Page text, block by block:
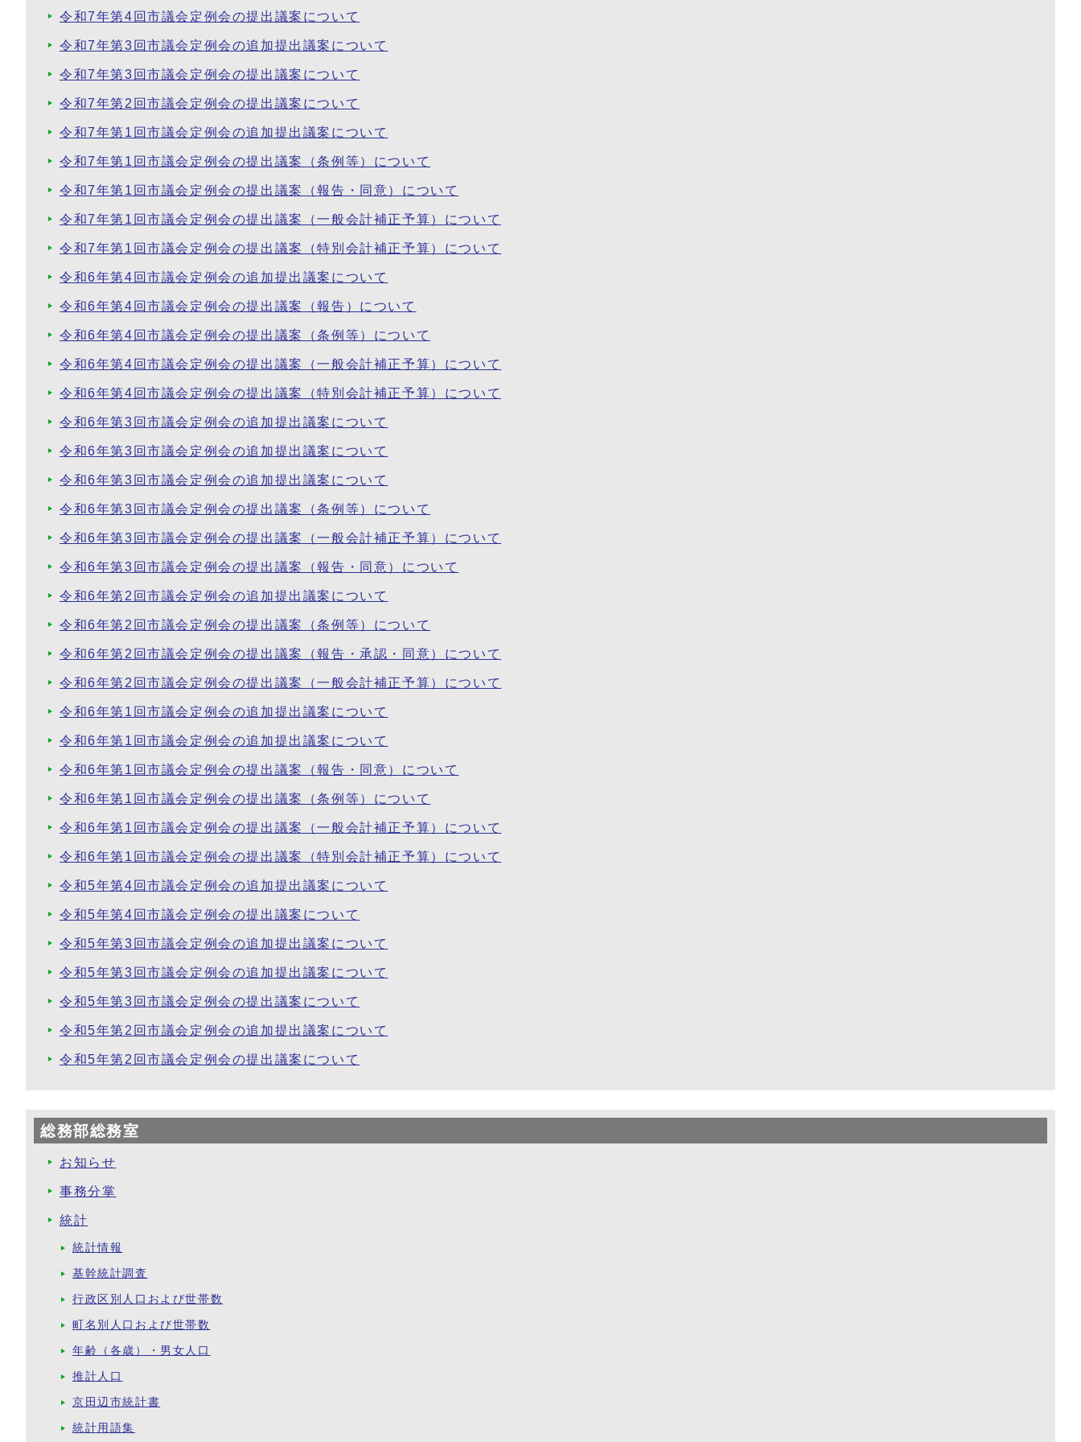
令和7年第4回市議会定例会の提出議案について
令和7年第3回市議会定例会の追加提出議案について
令和7年第3回市議会定例会の提出議案について
令和7年第2回市議会定例会の提出議案について
令和7年第1回市議会定例会の追加提出議案について
令和7年第1回市議会定例会の提出議案（条例等）について
令和7年第1回市議会定例会の提出議案（報告・同意）について
令和7年第1回市議会定例会の提出議案（一般会計補正予算）について
令和7年第1回市議会定例会の提出議案（特別会計補正予算）について
令和6年第4回市議会定例会の追加提出議案について
令和6年第4回市議会定例会の提出議案（報告）について
令和6年第4回市議会定例会の提出議案（条例等）について
令和6年第4回市議会定例会の提出議案（一般会計補正予算）について
令和6年第4回市議会定例会の提出議案（特別会計補正予算）について
令和6年第3回市議会定例会の追加提出議案について
令和6年第3回市議会定例会の追加提出議案について
令和6年第3回市議会定例会の追加提出議案について
令和6年第3回市議会定例会の提出議案（条例等）について
令和6年第3回市議会定例会の提出議案（一般会計補正予算）について
令和6年第3回市議会定例会の提出議案（報告・同意）について
令和6年第2回市議会定例会の追加提出議案について
令和6年第2回市議会定例会の提出議案（条例等）について
令和6年第2回市議会定例会の提出議案（報告・承認・同意）について
令和6年第2回市議会定例会の提出議案（一般会計補正予算）について
令和6年第1回市議会定例会の追加提出議案について
令和6年第1回市議会定例会の追加提出議案について
令和6年第1回市議会定例会の提出議案（報告・同意）について
令和6年第1回市議会定例会の提出議案（条例等）について
令和6年第1回市議会定例会の提出議案（一般会計補正予算）について
令和6年第1回市議会定例会の提出議案（特別会計補正予算）について
令和5年第4回市議会定例会の追加提出議案について
令和5年第4回市議会定例会の提出議案について
令和5年第3回市議会定例会の追加提出議案について
令和5年第3回市議会定例会の追加提出議案について
令和5年第3回市議会定例会の提出議案について
令和5年第2回市議会定例会の追加提出議案について
令和5年第2回市議会定例会の提出議案について
総務部総務室
お知らせ
事務分掌
統計
統計情報
基幹統計調査
行政区別人口および世帯数
町名別人口および世帯数
年齢（各歳）・男女人口
推計人口
京田辺市統計書
統計用語集